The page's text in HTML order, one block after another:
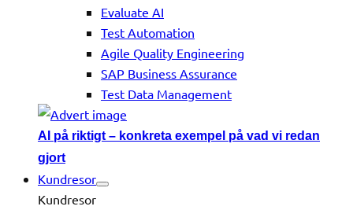
Evaluate AI
Test Automation
Agile Quality Engineering
SAP Business Assurance
Test Data Management
AI på riktigt – konkreta exempel på vad vi redan
gjort
Kundresor
Kundresor